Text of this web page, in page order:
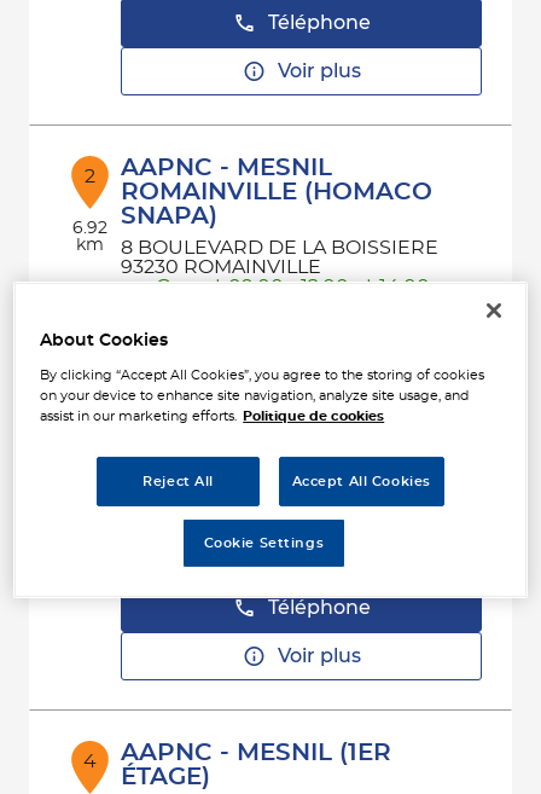
Téléphone
Voir plus
2
6.92
km
AAPNC - MESNIL
ROMAINVILLE (HOMACO
SNAPA)
8 BOULEVARD DE LA BOISSIERE
93230 ROMAINVILLE
Ouvert 09:00 - 12:00 et 14:00 -
Voir plus
MESNIL ACCESSOIRES
115 Avenue Aristide Briand
93320 LES PAVILLONS SOUS BOIS
Ouvert 09:00 - 12:00 et 13:30 -
Téléphone
Voir plus
4
AAPNC - MESNIL (1ER
ÉTAGE)
About Cookies
By clicking “Accept All Cookies”, you agree to the storing of cookies
on your device to enhance site navigation, analyze site usage, and
assist in our marketing efforts.
Politique de cookies
Reject All Accept All Cookies
Cookie Settings